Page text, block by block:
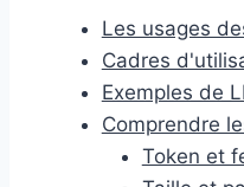
Les usages
Cadres
Exemples de
Comprendre
Token et